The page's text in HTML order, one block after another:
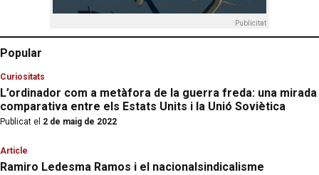
Publicitat
Popular
Curiositats
L’ordinador com a metàfora de la guerra freda: una mirada
comparativa entre els Estats Units i la Unió Soviètica
Publicat el 2 de maig de 2022
Article
Ramiro Ledesma Ramos i el nacionalsindicalisme